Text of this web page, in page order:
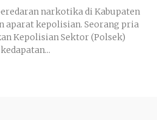
narkotika di Kabupaten
Seorang pria
Kepolisian Sektor (Polsek)